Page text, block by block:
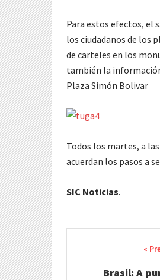
Para estos efectos, el
los ciudadanos de los
de carteles en los
también la
Plaza Simón Bolivar
Todos los martes, a
acuerdan los pasos a
SIC Noticias.
navigation
Brasil: A